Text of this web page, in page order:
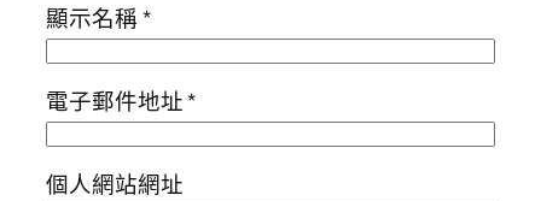
顯示名稱*
電子郵件地址*
個人網站網址